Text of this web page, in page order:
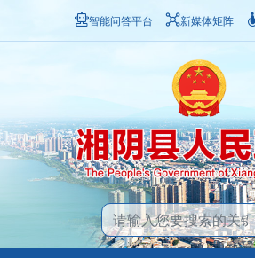
智能问答平台 新媒体矩阵